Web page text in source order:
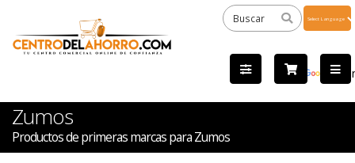
by
Zumos
Productos de primeras marcas para Zumos